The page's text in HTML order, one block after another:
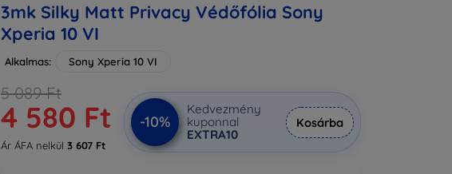
3mk Silky Matt Privacy Védőfólia Sony
Xperia 10 VI
Alkalmas: Sony Xperia 10 VI
5 089 Ft
4 580 Ft
Ár ÁFA nelkül 3 607 Ft
-10%
Kedvezmény
kuponnal
EXTRA10
Kosárba